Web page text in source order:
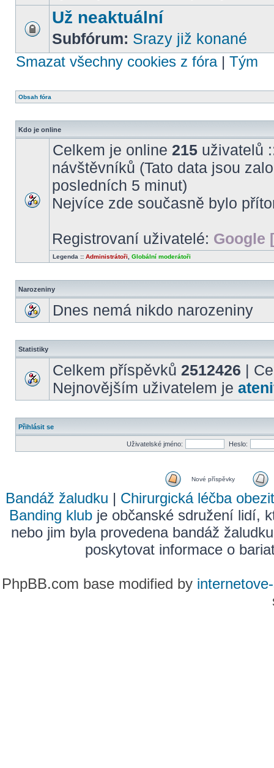
Už neaktuální
Subfórum: Srazy již konané
Smazat všechny cookies z fóra| Tým
Obsah fóra
Kdo je online
Celkem je online 215 uživatelů
návštěvníků (Tato data jsou
posledních 5 minut)
Nejvíce zde současně bylo
Registrovaní uživatelé: Google
Legenda :: Administrátoři Globální moderátoři
Narozeniny
Dnes nemá nikdo narozeniny
Statistiky
Celkem příspěvků 2512426 |
Nejnovějším uživatelem je
Přihlásit se
Uživatelské jméno: Heslo:
Nové příspěvky
Bandáž žaludku | Chirurgická léčba
Banding klub je občanské sdružení lidí,
nebo jim byla provedena bandáž
poskytovat informace o
PhpBB.com base modified by